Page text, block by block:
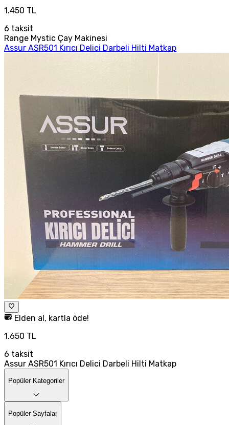
1.450 TL
6 taksit
Range Mystic Çay Makinesi
Assur ASR501 Kırıcı Delici Darbeli Hilti Matkap
Elden al, kartla öde!
1.650 TL
6 taksit
Assur ASR501 Kırıcı Delici Darbeli Hilti Matkap
Popüler Kategoriler
Popüler Sayfalar